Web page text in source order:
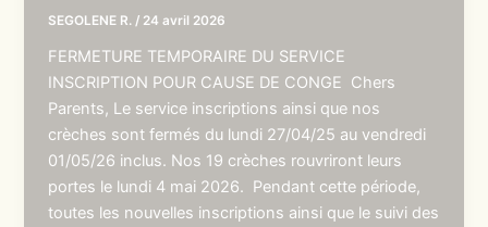
SEGOLENE R. / 24 avril 2026
FERMETURE TEMPORAIRE DU SERVICE
INSCRIPTION POUR CAUSE DE CONGE Chers
Parents, Le service inscriptions ainsi que nos
crèches sont fermés du lundi 27/04/25 au vendredi
01/05/26 inclus. Nos 19 crèches rouvriront leurs
portes le lundi 4 mai 2026. Pendant cette période,
toutes les nouvelles inscriptions ainsi que le suivi des